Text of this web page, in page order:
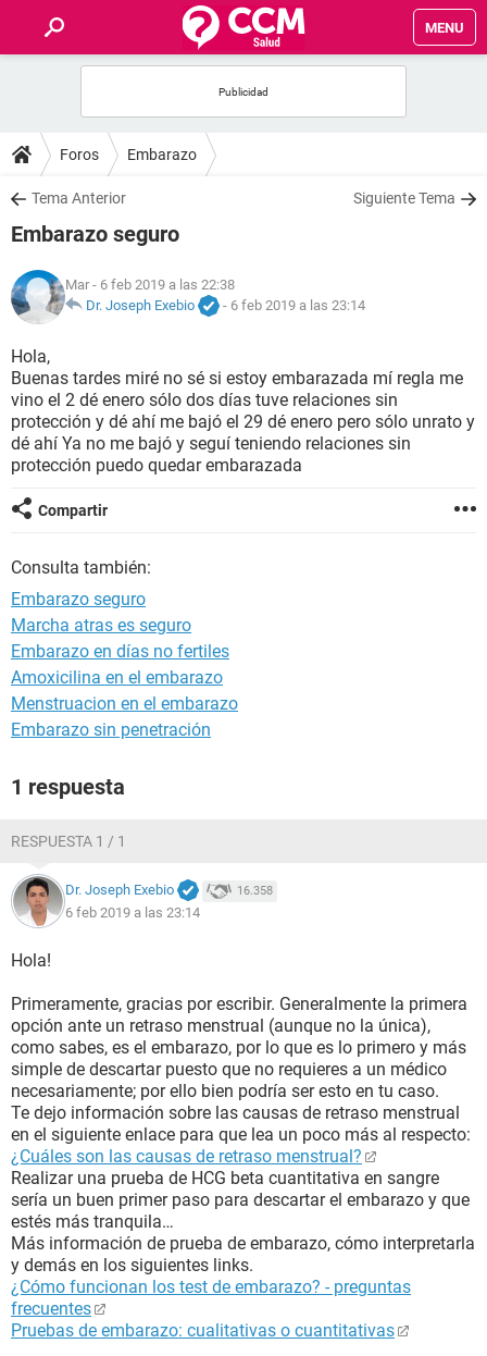
MENU
FOROS
SALUD
NUTRICIÓN
BIENESTAR
SEXUALIDAD
GLOSARIO
Foros Embarazo
Tema Anterior Siguiente Tema
Embarazo seguro
Mar - 6 feb 2019 a las 22:38
Dr. Joseph Exebio
- 6 feb 2019 a las 23:14
Hola,
Buenas tardes miré no sé si estoy embarazada mí regla me
vino el 2 dé enero sólo dos días tuve relaciones sin
protección y dé ahí me bajó el 29 dé enero pero sólo unrato y
dé ahí Ya no me bajó y seguí teniendo relaciones sin
protección puedo quedar embarazada
Compartir
Consulta también:
Embarazo seguro
Marcha atras es seguro
Embarazo en días no fertiles
Amoxicilina en el embarazo
Menstruacion en el embarazo
Embarazo sin penetración
1 respuesta
RESPUESTA 1 / 1
Dr. Joseph Exebio 16.358
6 feb 2019 a las 23:14
Hola!
Primeramente, gracias por escribir. Generalmente la primera
opción ante un retraso menstrual (aunque no la única),
como sabes, es el embarazo, por lo que es lo primero y más
simple de descartar puesto que no requieres a un médico
necesariamente; por ello bien podría ser esto en tu caso.
Te dejo información sobre las causas de retraso menstrual
en el siguiente enlace para que lea un poco más al respecto:
¿Cuáles son las causas de retraso menstrual?
Realizar una prueba de HCG beta cuantitativa en sangre
sería un buen primer paso para descartar el embarazo y que
estés más tranquila…
Más información de prueba de embarazo, cómo interpretarla
y demás en los siguientes links.
¿Cómo funcionan los test de embarazo? - preguntas
frecuentes
Pruebas de embarazo: cualitativas o cuantitativas